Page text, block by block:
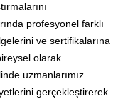
profesyonel farklı
ve sertifikalarına
olarak
uzmanlarımız
gerçekleştirerek